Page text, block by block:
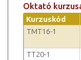
Oktató
Kurzuskód
TMT16-1
TT20-1